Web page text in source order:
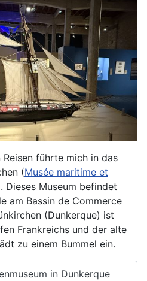
führte mich in das
(Musée maritime et
Dieses Museum befindet
am Bassin de Commerce
(Dunkerque) ist
Frankreichs und der alte
zu einem Bummel ein.
in Dunkerque